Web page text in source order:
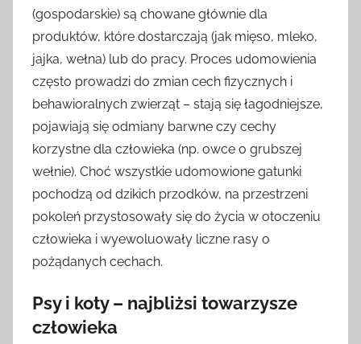
(gospodarskie) są chowane głównie dla
produktów, które dostarczają (jak mięso, mleko,
jajka, wełna) lub do pracy. Proces udomowienia
często prowadzi do zmian cech fizycznych i
behawioralnych zwierząt – stają się łagodniejsze,
pojawiają się odmiany barwne czy cechy
korzystne dla człowieka (np. owce o grubszej
wełnie). Choć wszystkie udomowione gatunki
pochodzą od dzikich przodków, na przestrzeni
pokoleń przystosowały się do życia w otoczeniu
człowieka i wyewoluowały liczne rasy o
pożądanych cechach.
Psy i koty – najbliżsi towarzysze
człowieka